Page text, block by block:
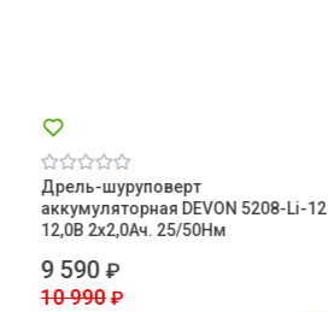
Дрель-шуруповерт
аккумуляторная DEVON 5208-Li-12
12,0В 2х2,0Ач. 25/50Нм
9 590₽
10 990 ₽